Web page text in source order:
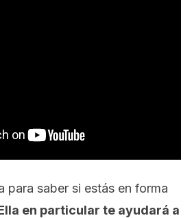
para saber si estás en forma
en particular te ayudará a